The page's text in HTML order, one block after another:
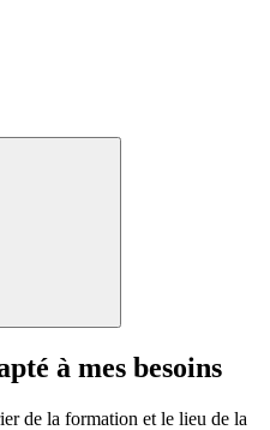
à mes besoins
de la formation et le lieu de la